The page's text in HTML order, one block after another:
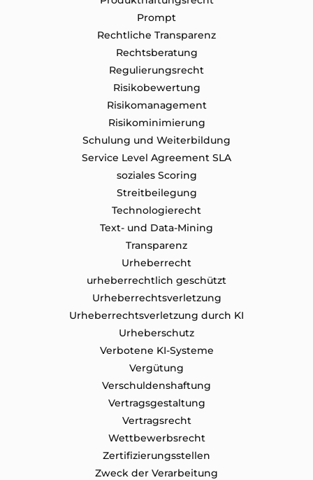
Prompt
Rechtliche Transparenz
Rechtsberatung
Regulierungsrecht
Risikobewertung
Risikomanagement
Risikominimierung
Schulung und Weiterbildung
Service Level Agreement SLA
soziales Scoring
Streitbeilegung
Technologierecht
Text- und Data-Mining
Transparenz
Urheberrecht
urheberrechtlich geschützt
Urheberrechtsverletzung
Urheberrechtsverletzung durch KI
Urheberschutz
Verbotene KI-Systeme
Vergütung
Verschuldenshaftung
Vertragsgestaltung
Vertragsrecht
Wettbewerbsrecht
Zertifizierungsstellen
Zweck der Verarbeitung